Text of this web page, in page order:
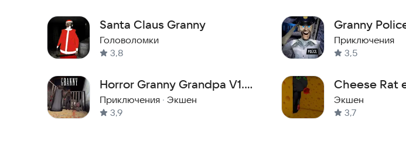
Santa Claus Granny
Головоломки
3,8
Horror Granny Grandpa V1.8
Scary
Приключения · Экшен
3,9
Granny
Приключения
3,5
Cheese Rat
Экшен
3,7